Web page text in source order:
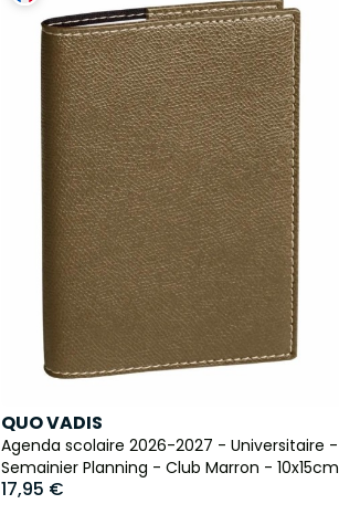
QUO VADIS
Agenda scolaire 2026-2027 - Universitaire -
Semainier Planning - Club Marron - 10x15cm
17,95 €